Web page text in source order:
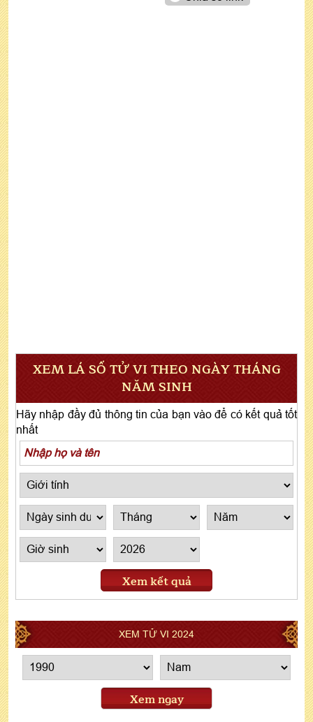
XEM LÁ SỐ TỬ VI THEO NGÀY THÁNG
NĂM SINH
Hãy nhập đầy đủ thông tin của bạn vào để có kết quả tốt
nhất
Xem kết quả
XEM TỬ VI 2024
Xem ngay